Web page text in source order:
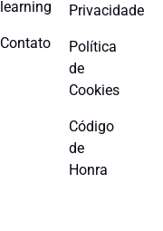
learning
Contato
Privacidade
Política
de
Cookies
Código
de
Honra